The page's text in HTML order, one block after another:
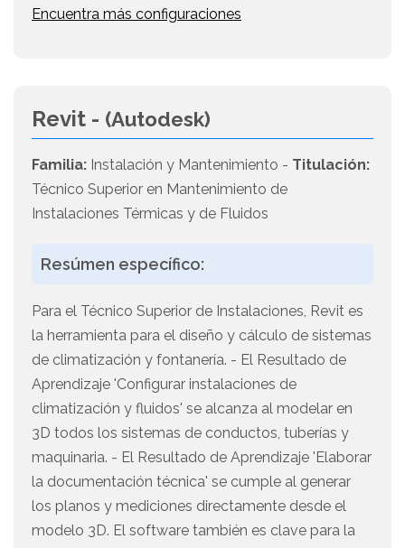
Encuentra más configuraciones
Revit - (Autodesk)
Familia: Instalación y Mantenimiento - Titulación:
Técnico Superior en Mantenimiento de
Instalaciones Térmicas y de Fluidos
Resúmen específico:
Para el Técnico Superior de Instalaciones, Revit es
la herramienta para el diseño y cálculo de sistemas
de climatización y fontanería. - El Resultado de
Aprendizaje 'Configurar instalaciones de
climatización y fluidos' se alcanza al modelar en
3D todos los sistemas de conductos, tuberías y
maquinaria. - El Resultado de Aprendizaje 'Elaborar
la documentación técnica' se cumple al generar
los planos y mediciones directamente desde el
modelo 3D. El software también es clave para la